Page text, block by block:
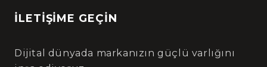
İLETIŞIME GEÇIN
Dijital dünyada markanızın güçlü varlığını